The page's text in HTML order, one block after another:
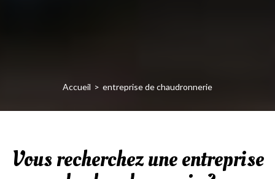
Accueil entreprise de chaudronnerie
Vous recherchez une entreprise